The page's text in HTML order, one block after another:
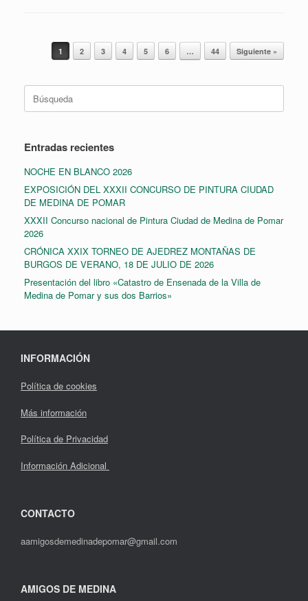
Navegador de artículos
1 2 3 4 5 6 … 44 Siguiente »
Buscar:
Entradas recientes
NOCHE EN BLANCO 2026
EXPOSICIÓN DEL XXXII CONCURSO DE PINTURA CIUDAD
DE MEDINA DE POMAR
XXXII Concurso nacional de Pintura Ciudad de Medina de Pomar
2026
CRÓNICA XXIX TORNEO DE AJEDREZ MONTAÑAS DE
BURGOS DE VERANO, 18 DE JULIO DE 2026
Presentación del libro «Catastro de Ensenada de la Villa de
Medina de Pomar y sus dos Barrios»
INFORMACIÓN
Política de cookies
Más información
Política de Privacidad
Información Adicional
CONTACTO
aamigosdemedinadepomar@gmail.com
AMIGOS DE MEDINA